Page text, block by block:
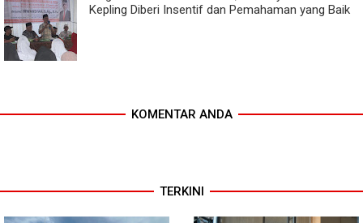
Kepling Diberi Insentif dan Pemahaman yang Baik
KOMENTAR ANDA
TERKINI